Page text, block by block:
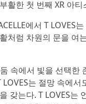
활한 첫 번째 XR 아티
에서 T
럼 차원의 문을 여
속에서 빛을 선택
는 절망 속에
갖는다. T LOVES